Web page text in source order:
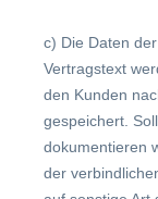
c) Die Daten
Vertragstext
den Kunden
gespeichert.
dokumentieren
der